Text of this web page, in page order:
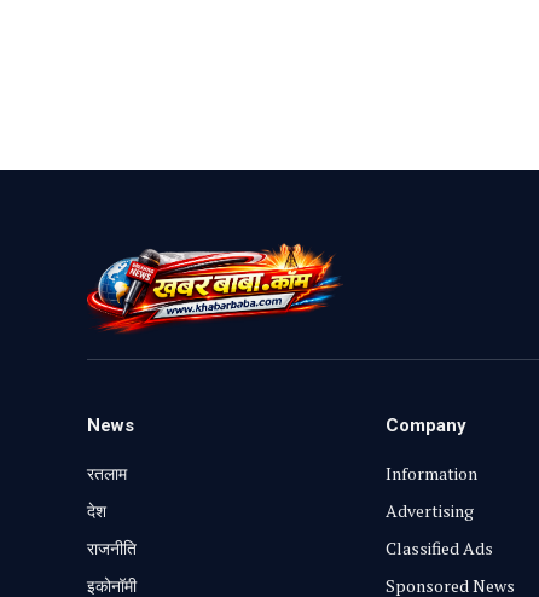
News
रतलाम
⁠देश
राजनीति
⁠इकोनॉमी
Company
Information
Advertising
Classified Ads
Sponsored News